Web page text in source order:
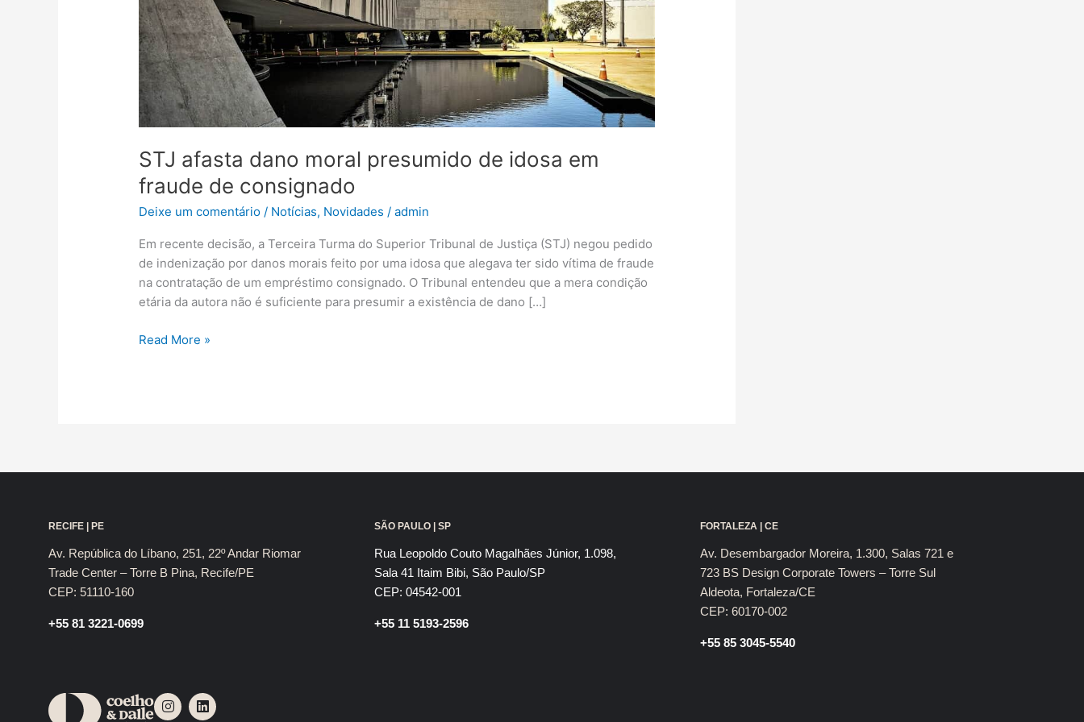
STJ afasta dano moral presumido de idosa em
fraude de consignado
Deixe um comentário / Notícias, Novidades /admin
Em recente decisão, a Terceira Turma do Superior Tribunal de Justiça (STJ) negou pedido
de indenização por danos morais feito por uma idosa que alegava ter sido vítima de fraude
na contratação de um empréstimo consignado. O Tribunal entendeu que a mera condição
etária da autora não é suficiente para presumir a existência de dano […]
fraude
de
consignado
Read More »
RECIFE | PE
Av. República do Líbano, 251, 22º Andar Riomar
Trade Center – Torre B Pina, Recife/PE
CEP: 51110-160
+55 81 3221-0699
SÃO PAULO | SP
Rua Leopoldo Couto Magalhães Júnior, 1.098,
Sala 41 Itaim Bibi, São Paulo/SP
CEP: 04542-001
+55 11 5193-2596
FORTALEZA | CE
Av. Desembargador Moreira, 1.300, Salas 721 e
723 BS Design Corporate Towers – Torre Sul
Aldeota, Fortaleza/CE
CEP: 60170-002
+55 85 3045-5540
I
n
L
i